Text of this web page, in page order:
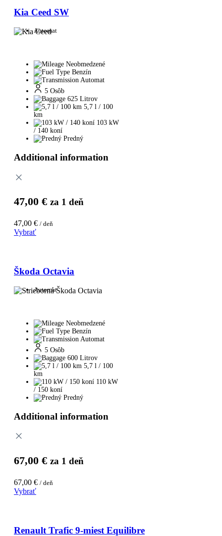
Kia Ceed SW
Automat
Neobmedzené
Benzín
Automat
5 Osôb
625 Litrov
5,7 l / 100
km
103 kW
/ 140 koní
Predný
Additional information
47,00 € za 1 deň
47,00 € / deň
Vybrať
Škoda Octavia
Automat
Neobmedzené
Benzín
Automat
5 Osôb
600 Litrov
5,7 l / 100
km
110 kW
/ 150 koní
Predný
Additional information
67,00 € za 1 deň
67,00 € / deň
Vybrať
Renault Trafic 9-miest Equilibre